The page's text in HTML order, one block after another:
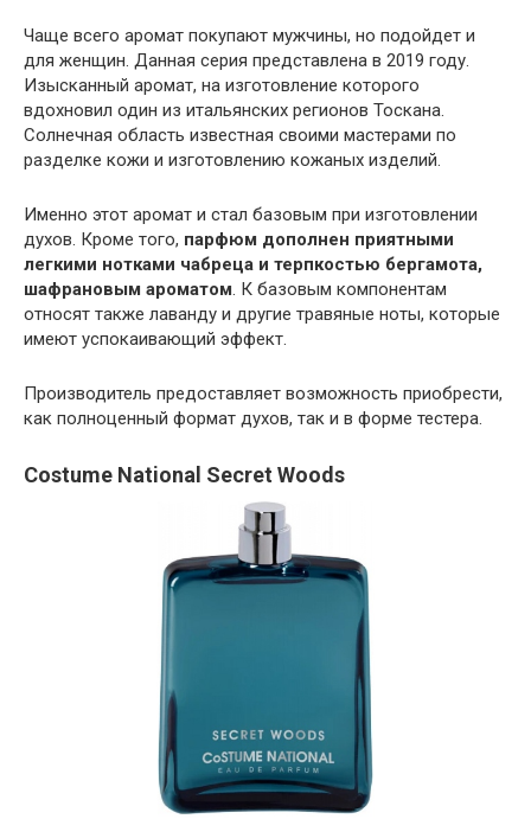
Чаще всего аромат покупают мужчины, но подойдет и
для женщин. Данная серия представлена в 2019 году.
Изысканный аромат, на изготовление которого
вдохновил один из итальянских регионов Тоскана.
Солнечная область известная своими мастерами по
разделке кожи и изготовлению кожаных изделий.
Именно этот аромат и стал базовым при изготовлении
духов. Кроме того, парфюм дополнен приятными
легкими нотками чабреца и терпкостью бергамота,
шафрановым ароматом. К базовым компонентам
относят также лаванду и другие травяные ноты, которые
имеют успокаивающий эффект.
Производитель предоставляет возможность приобрести,
как полноценный формат духов, так и в форме тестера.
Costume National Secret Woods